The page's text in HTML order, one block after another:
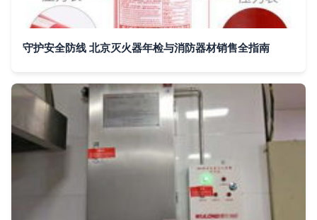
守护安全防线 北京灭火器年检与消防器材销售全指南